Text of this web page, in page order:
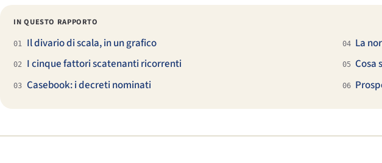
IN QUESTO RAPPORTO
01 Il divario di scala, in un grafico
02 I cinque fattori scatenanti ricorrenti
03 Casebook: i decreti nominati
04 La
05 Cosa
06